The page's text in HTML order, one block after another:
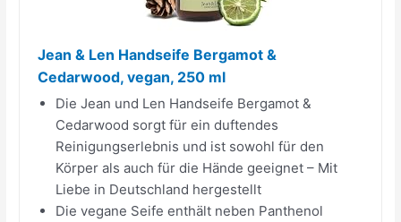
Jean & Len Handseife Bergamot &
Cedarwood, vegan, 250 ml
Die Jean und Len Handseife Bergamot &
Cedarwood sorgt für ein duftendes
Reinigungserlebnis und ist sowohl für den
Körper als auch für die Hände geeignet – Mit
Liebe in Deutschland hergestellt
Die vegane Seife enthält neben Panthenol